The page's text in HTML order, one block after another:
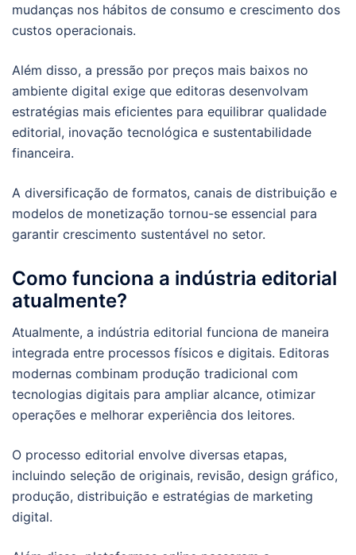
mudanças nos hábitos de consumo e crescimento dos
custos operacionais.
Além disso, a pressão por preços mais baixos no
ambiente digital exige que editoras desenvolvam
estratégias mais eficientes para equilibrar qualidade
editorial, inovação tecnológica e sustentabilidade
financeira.
A diversificação de formatos, canais de distribuição e
modelos de monetização tornou-se essencial para
garantir crescimento sustentável no setor.
Como funciona a indústria editorial
atualmente?
Atualmente, a indústria editorial funciona de maneira
integrada entre processos físicos e digitais. Editoras
modernas combinam produção tradicional com
tecnologias digitais para ampliar alcance, otimizar
operações e melhorar experiência dos leitores.
O processo editorial envolve diversas etapas,
incluindo seleção de originais, revisão, design gráfico,
produção, distribuição e estratégias de marketing
digital.